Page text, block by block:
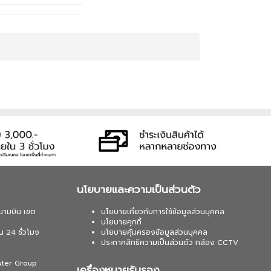
มบิน เขต
24 ชั่วโมง
Group
นโยบายและความเป็นส่วนตัว
นโยบายเกี่ยวกับการใช้ข้อมูลส่วนบุคคล
นโยบายคุกกี้
นโยบายคุ้มครองข้อมูลส่วนบุคคล
ประกาศสิทธิความเป็นส่วนตัว กล้อง CCTV